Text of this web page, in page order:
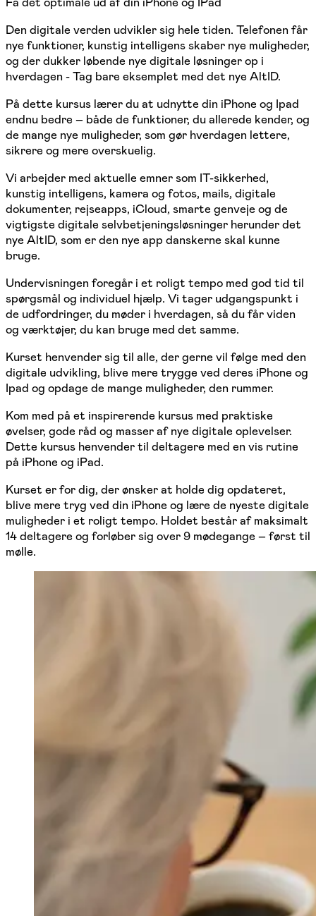
Den digitale verden udvikler sig hele tiden. Telefonen får
nye funktioner, kunstig intelligens skaber nye muligheder,
og der dukker løbende nye digitale løsninger op i
hverdagen - Tag bare eksemplet med det nye AltID.
På dette kursus lærer du at udnytte din iPhone og Ipad
endnu bedre – både de funktioner, du allerede kender, og
de mange nye muligheder, som gør hverdagen lettere,
sikrere og mere overskuelig.
Vi arbejder med aktuelle emner som IT-sikkerhed,
kunstig intelligens, kamera og fotos, mails, digitale
dokumenter, rejseapps, iCloud, smarte genveje og de
vigtigste digitale selvbetjeningsløsninger herunder det
nye AltID, som er den nye app danskerne skal kunne
bruge.
Undervisningen foregår i et roligt tempo med god tid til
spørgsmål og individuel hjælp. Vi tager udgangspunkt i
de udfordringer, du møder i hverdagen, så du får viden
og værktøjer, du kan bruge med det samme.
Kurset henvender sig til alle, der gerne vil følge med den
digitale udvikling, blive mere trygge ved deres iPhone og
Ipad og opdage de mange muligheder, den rummer.
Kom med på et inspirerende kursus med praktiske
øvelser, gode råd og masser af nye digitale oplevelser.
Dette kursus henvender til deltagere med en vis rutine
på iPhone og iPad.
Kurset er for dig, der ønsker at holde dig opdateret,
blive mere tryg ved din iPhone og lære de nyeste digitale
muligheder i et roligt tempo. Holdet består af maksimalt
14 deltagere og forløber sig over 9 mødegange – først til
mølle.